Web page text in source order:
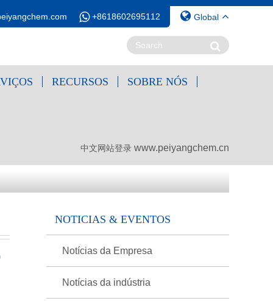
Global
+8618602695112
RECURSOS SOBRE NÓS
中文网站登录 www.peiyangchem.cn
NOTICIAS & EVENTOS
Notícias da Empresa
Notícias da indústria